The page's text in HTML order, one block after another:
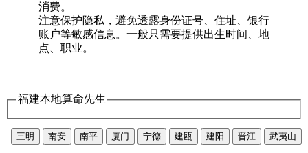
消费。
注意保护隐私，避免透露身份证号、住址、银行
账户等敏感信息。一般只需要提供出生时间、地
点、职业。
福建本地算命先生
三明 南安 南平 厦门 宁德 建瓯 建阳 晋江 武夷山